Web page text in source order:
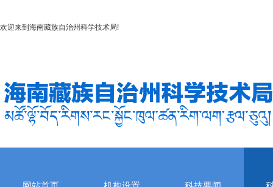
欢迎来到 海南藏族自治州科学技术局!